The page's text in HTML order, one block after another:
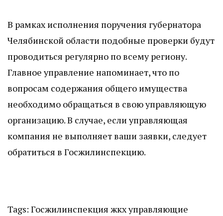
В рамках исполнения поручения губернатора
Челябинской области подобные проверки будут
проводиться регулярно по всему региону.
Главное управление напоминает, что по
вопросам содержания общего имущества
необходимо обращаться в свою управляющую
организацию. В случае, если управляющая
компания не выполняет ваши заявки, следует
обратиться в Госжилинспекцию.
Tags: Госжилинспекция жкхуправляющие